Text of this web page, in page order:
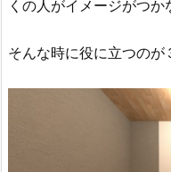
くの人がイメージがつか
そんな時に役に立つのが